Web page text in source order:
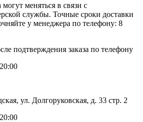
меняться в связи с
службы. Точные сроки доставки
у менеджера по телефону: 8
подтверждения заказа по телефону
ул. Долгоруковская, д. 33 стр. 2